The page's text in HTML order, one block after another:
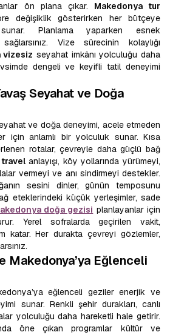
ön plana çıkar. Makedonya tur
değişiklik gösterirken her bütçeye
Planlama yaparken esnek
Vize sürecinin kolaylığı
vizesiz seyahat imkânı yolculuğu daha
dengeli ve keyifli tatil deneyimi
Seyahat ve Doğa
ve doğa deneyimi, acele etmeden
için anlamlı bir yolculuk sunar. Kısa
rotalar, çevreyle daha güçlü bağ
anlayışı, köy yollarında yürümeyi,
vermeyi ve anı sindirmeyi destekler.
sesini dinler, günün temposunu
eteklerindeki küçük yerleşimler, sade
doğa gezisi planlayanlar için
Yerel sofralarda geçirilen vakit,
katar. Her durakta çevreyi gözlemler,
Makedonya’ya Eğlenceli
eğlenceli geziler enerjik ve
sunar. Renkli şehir durakları, canlı
yolculuğu daha hareketli hale getirir.
öne çıkan programlar kültür ve